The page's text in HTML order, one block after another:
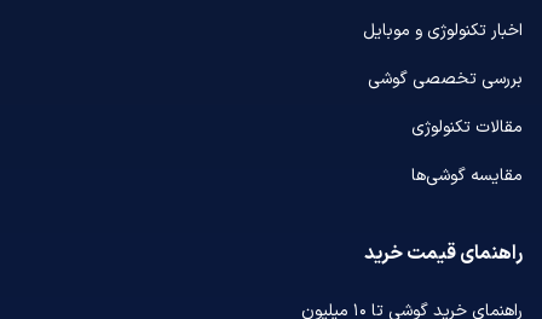
اخبار تکنولوژی و موبایل
بررسی تخصصی گوشی
مقالات تکنولوژی
مقایسه گوشی‌ها
راهنمای قیمت خرید
راهنمای خرید گوشی تا ۱۰ میلیون